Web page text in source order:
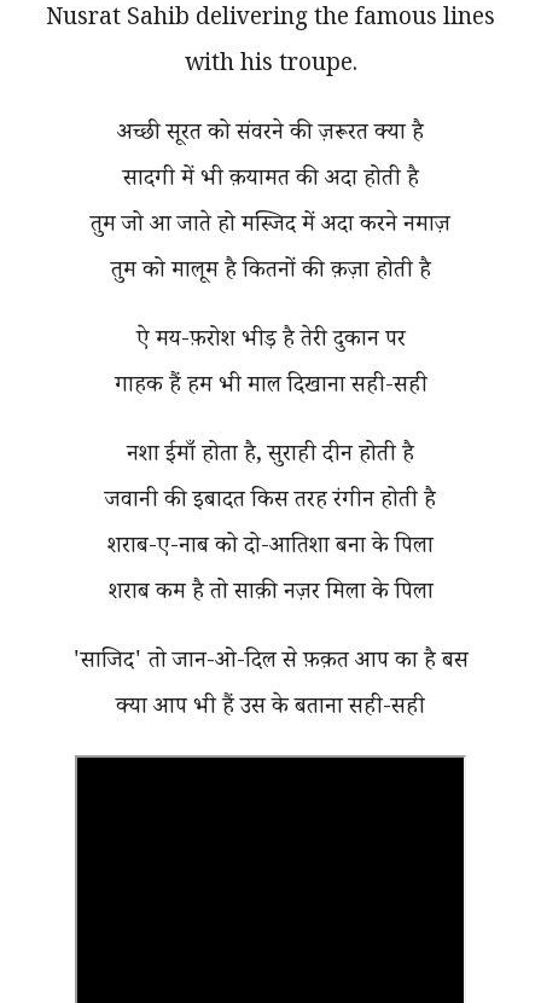
Nusrat Sahib delivering the famous lines
with his troupe.
अच्छी सूरत को संवरने की ज़रूरत क्या है
सादगी में भी क़यामत की अदा होती है
तुम जो आ जाते हो मस्जिद में अदा करने नमाज़
तुम को मालूम है कितनों की क़ज़ा होती है
ऐ मय-फ़रोश भीड़ है तेरी दुकान पर
गाहक हैं हम भी माल दिखाना सही-सही
नशा ईमाँ होता है, सुराही दीन होती है
जवानी की इबादत किस तरह रंगीन होती है
शराब-ए-नाब को दो-आतिशा बना के पिला
शराब कम है तो साक़ी नज़र मिला के पिला
'साजिद' तो जान-ओ-दिल से फ़क़त आप का है बस
क्या आप भी हैं उस के बताना सही-सही